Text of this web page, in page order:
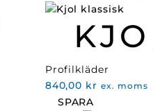
Profilkläder
840,00 kr ex. moms
SPARA